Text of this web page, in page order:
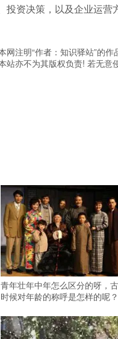
资决策，以及企业运营
注明“作者：知识驿站”的
亦不为其版权负责! 若无意
青年壮年中年怎么区分的呀，古
时候对年龄的称呼是怎样的呢？